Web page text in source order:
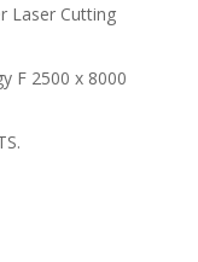
Laser Cutting
F 2500 x 8000